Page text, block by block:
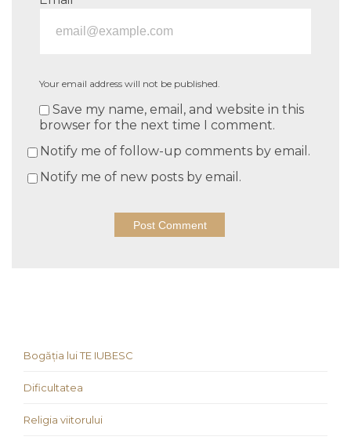
Your email address will not be published.
Save my name, email, and website in this
browser for the next time I comment.
Notify me of follow-up comments by email.
Notify me of new posts by email.
Bogăția lui TE IUBESC
Dificultatea
Religia viitorului